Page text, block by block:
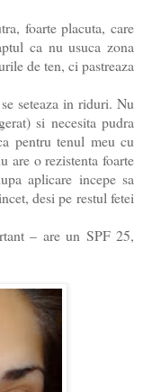
foarte placuta, care
ca nu usuca zona
de ten, ci pastreaza
seteaza in riduri. Nu
si necesita pudra
pentru tenul meu cu
are o rezistenta foarte
aplicare incepe sa
desi pe restul fetei
– are un SPF 25,